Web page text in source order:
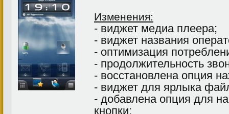
Изменения:
- виджет медиа плеера;
- виджет названия
- оптимизация
- продолжительность
- восстановлена опция
- виджет для ярлыка
- добавлена опция для
кнопки;